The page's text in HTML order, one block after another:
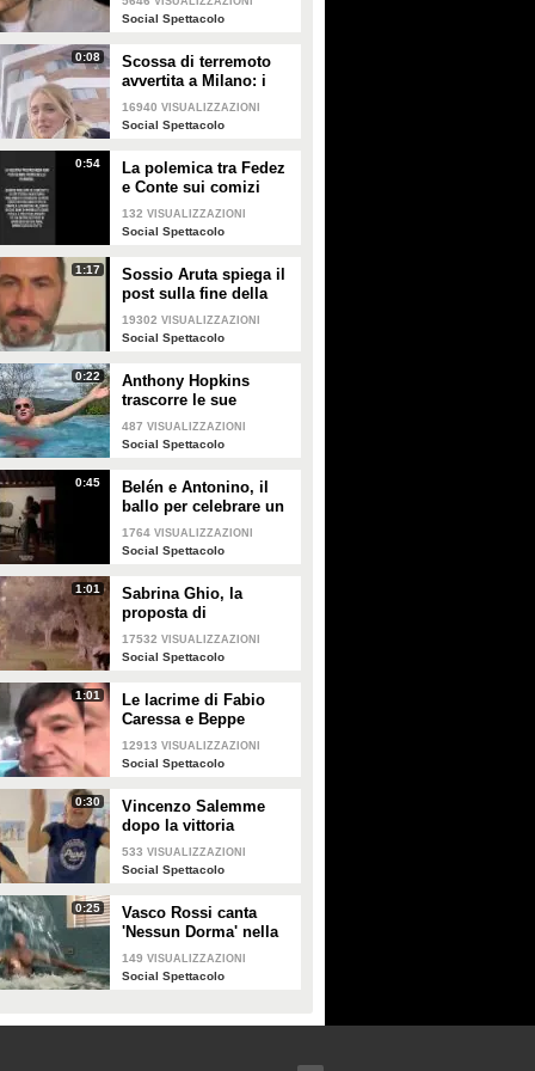
Social Spettacolo
0:08
Scossa di terremoto
avvertita a Milano: i
Ferragnez scendono in
strada spaventati
16940 VISUALIZZAZIONI
Social Spettacolo
0:54
La polemica tra Fedez
e Conte sui comizi
elettorali senza regole
e i concerti senza
132 VISUALIZZAZIONI
Social Spettacolo
1:17
Sossio Aruta spiega il
post sulla fine della
sua storia con Ursula
Bennardo
19302 VISUALIZZAZIONI
Social Spettacolo
0:22
Anthony Hopkins
trascorre le sue
vacanze in Toscana e
canta "Bella ciao"
487 VISUALIZZAZIONI
Social Spettacolo
0:45
Belén e Antonino, il
ballo per celebrare un
anno insieme
1764 VISUALIZZAZIONI
Social Spettacolo
1:01
Sabrina Ghio, la
proposta di
matrimonio di Carlo
Negri
17532 VISUALIZZAZIONI
Social Spettacolo
1:01
Le lacrime di Fabio
Caressa e Beppe
Bergomi a Euro 2020:
"È stato bellissimo"
12913 VISUALIZZAZIONI
Social Spettacolo
0:30
Vincenzo Salemme
dopo la vittoria
dell'Italia: "Si è fermato
il cuore"
533 VISUALIZZAZIONI
Social Spettacolo
0:25
Vasco Rossi canta
'Nessun Dorma' nella
vasca mentre l'acqua
lo travolge
149 VISUALIZZAZIONI
Social Spettacolo